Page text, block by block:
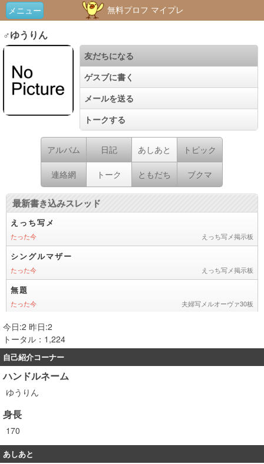
メニュー 無料プロフ マイプレ
♂ゆうりん
友だちになる
ゲスブに書く
メールを送る
トークする
アルバム 日記 あしあと トピック
連絡網 トーク ともだち ブクマ
今日:2 昨日:2
トータル：1,224
自己紹介コーナー
ハンドルネーム
ゆうりん
身長
170
あしあと